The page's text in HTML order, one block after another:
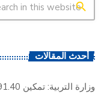
search
أحدث المقالات